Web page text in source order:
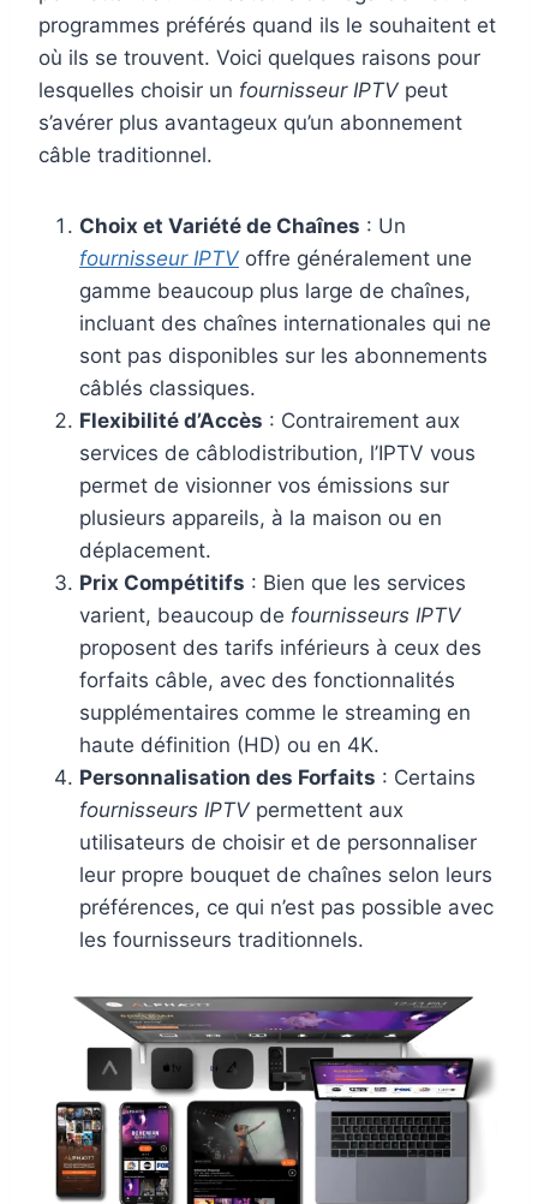
programmes préférés quand ils le souhaitent et
où ils se trouvent. Voici quelques raisons pour
lesquelles choisir un fournisseur IPTV peut
s’avérer plus avantageux qu’un abonnement
câble traditionnel.
Choix et Variété de Chaînes : Un
fournisseur IPTV offre généralement une
gamme beaucoup plus large de chaînes,
incluant des chaînes internationales qui ne
sont pas disponibles sur les abonnements
câblés classiques.
Flexibilité d’Accès : Contrairement aux
services de câblodistribution, l’IPTV vous
permet de visionner vos émissions sur
plusieurs appareils, à la maison ou en
déplacement.
Prix Compétitifs : Bien que les services
varient, beaucoup de fournisseurs IPTV
proposent des tarifs inférieurs à ceux des
forfaits câble, avec des fonctionnalités
supplémentaires comme le streaming en
haute définition (HD) ou en 4K.
Personnalisation des Forfaits : Certains
fournisseurs IPTV permettent aux
utilisateurs de choisir et de personnaliser
leur propre bouquet de chaînes selon leurs
préférences, ce qui n’est pas possible avec
les fournisseurs traditionnels.